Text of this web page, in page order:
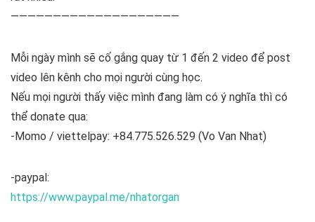
————————————————————
Mỗi ngày mình sẽ cố gắng quay từ 1 đến 2 video để post
video lên kênh cho mọi người cùng học.
Nếu mọi người thấy việc mình đang làm có ý nghĩa thì có
thể donate qua:
-Momo / viettelpay: +84.775.526.529 (Vo Van Nhat)
-paypal:
https://www.paypal.me/nhatorgan